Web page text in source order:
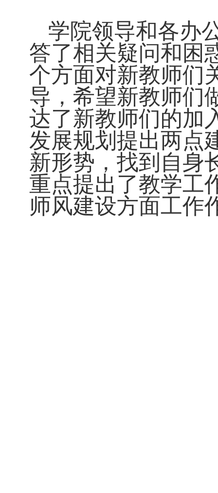
学院领导和各办
答了相关疑问和困
个方面对新教师们
导，希望新教师们
达了新教师们的加
发展规划提出两点
新形势，找到自身
重点提出了教学工
师风建设方面工作